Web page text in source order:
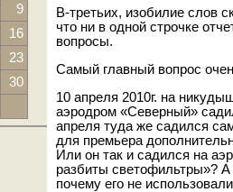
9
16
23
30
В-третьих, изобилие слов
что ни в одной строчке
вопросы.
Самый главный вопрос
10 апреля 2010г. на
аэродром «Северный»
апреля туда же садился
для премьера
Или он так и садился на
разбиты светофильтры»? А
почему его не